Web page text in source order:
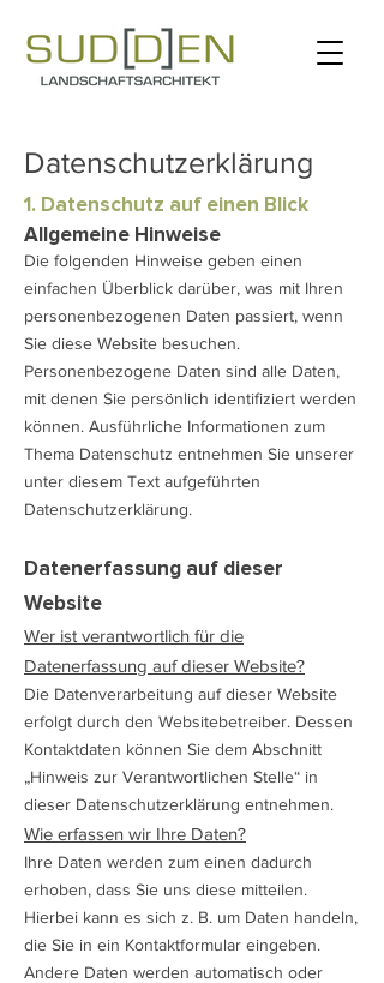
Datenschutz­erklärung
1. Datenschutz auf einen Blick
Allgemeine Hinweise
Die folgenden Hinweise geben einen
einfachen Überblick darüber, was mit Ihren
personenbezogenen Daten passiert, wenn
Sie diese Website besuchen.
Personenbezogene Daten sind alle Daten,
mit denen Sie persönlich identifiziert werden
können. Ausführliche Informationen zum
Thema Datenschutz entnehmen Sie unserer
unter diesem Text aufgeführten
Datenschutzerklärung.
Datenerfassung auf dieser
Website
Wer ist verantwortlich für die
Datenerfassung auf dieser Website?
Die Datenverarbeitung auf dieser Website
erfolgt durch den Websitebetreiber. Dessen
Kontaktdaten können Sie dem Abschnitt
„Hinweis zur Verantwortlichen Stelle“ in
dieser Datenschutzerklärung entnehmen.
Wie erfassen wir Ihre Daten?
Ihre Daten werden zum einen dadurch
erhoben, dass Sie uns diese mitteilen.
Hierbei kann es sich z. B. um Daten handeln,
die Sie in ein Kontaktformular eingeben.
Andere Daten werden automatisch oder